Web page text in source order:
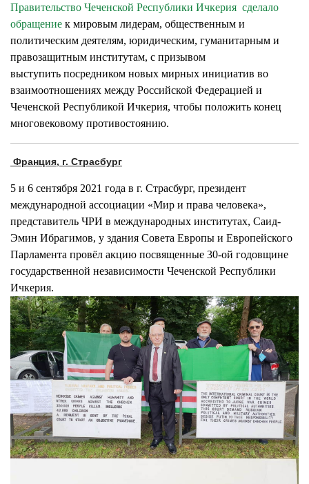
Правительство Чеченской Республики Ичкерия сделало
обращение к мировым лидерам, общественным и
политическим деятелям, юридическим, гуманитарным и
правозащитным институтам, с призывом
выступить посредником новых мирных инициатив во
взаимоотношениях между Российской Федерацией и
Чеченской Республикой Ичкерия, чтобы положить конец
многовековому противостоянию.
Франция, г. Страсбург
5 и 6 сентября 2021 года в г. Страсбург, президент
международной ассоциации «Мир и права человека»,
представитель ЧРИ в международных институтах, Саид-
Эмин Ибрагимов, у здания Совета Европы и Европейского
Парламента провёл акцию посвященные 30-ой годовщине
государственной независимости Чеченской Республики
Ичкерия.